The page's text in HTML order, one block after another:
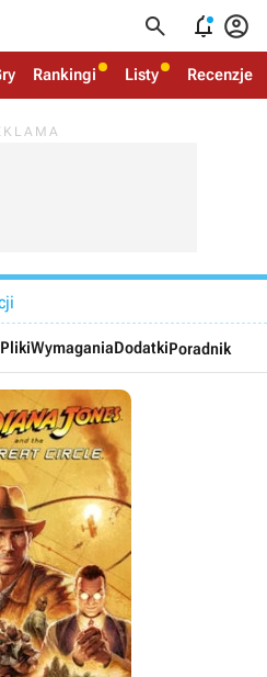
  
Rankingi Listy Recenzje
PlikiWymaganiaDodatkiPoradnik